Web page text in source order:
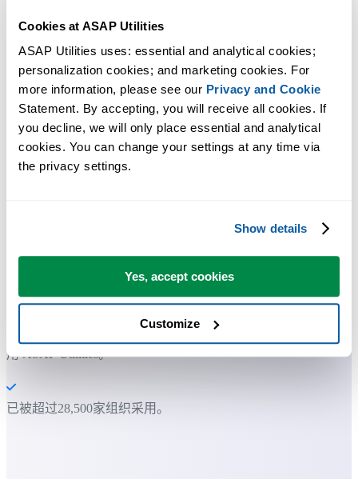
Cookies at ASAP Utilities
ASAP Utilities uses: essential and analytical cookies;
personalization cookies; and marketing cookies. For
more information, please see our Privacy and Cookie
Statement. By accepting, you will receive all cookies. If
you decline, we will only place essential and analytical
cookies. You can change your settings at any time via
the privacy settings.
Show details
Yes, accept cookies
Customize
许多 Excel 用户希望 Excel 内置的实用工具
节省 Excel 工作时间，简单高效。
您可以立即开始使用，无需培训。
大多数用户都会先从几个工具开始。 很多用户后来都会每天使
用 ASAP Utilities。
已被超过28,500家组织采用。